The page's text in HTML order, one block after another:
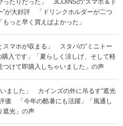
ったりだった」 3COINSの“スマホ＆ド
”が大好評 「ドリンクホルダーが二つ
っと早く買えばよかった」
スマホが収まる」 スタバの“ミニトー
購入です」「夏らしく涼しげ、そして軽
つけて即購入しちゃいました」の声
いました」 カインズの外に吊るす“遮光
価 「今年の酷暑にも活躍」「風通し
遮光」の声